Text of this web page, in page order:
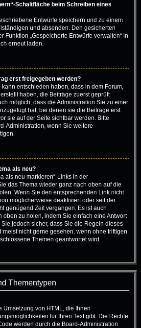
Schaltfläche beim Schreiben eines
Entwürfe speichern und zu einem
und absenden. Den gesicherten
Funktion „Gespeicherte Entwürfe verwalten“ in
erneut laden.
erst freigegeben werden?
entschieden haben, dass in dem Forum,
haben, die Beiträge zuerst geprüft
möglich, dass die Administration Sie zu einer
hat, bei denen sie die Beiträge erst
sie auf der Seite sichtbar werden. Bitte
Administration, wenn Sie weitere
als neu?
als neu markieren“-Links in der
das Thema wieder ganz nach oben auf die
Wenn Sie den entsprechenden Link nicht
möglicherweise deaktiviert oder seit der
genügend Zeit vergangen. Es ist auch
oben zu holen, indem Sie einfach eine Antwort
jedoch sicher, dass Sie die Regeln dieses
meist nicht gerne gesehen, wenn ohne triftigen
Themen geantwortet wird.
Thementypen
Umsetzung von HTML, die Ihnen
für Ihren Text gibt. Die Rechte
werden durch die Board-Administration